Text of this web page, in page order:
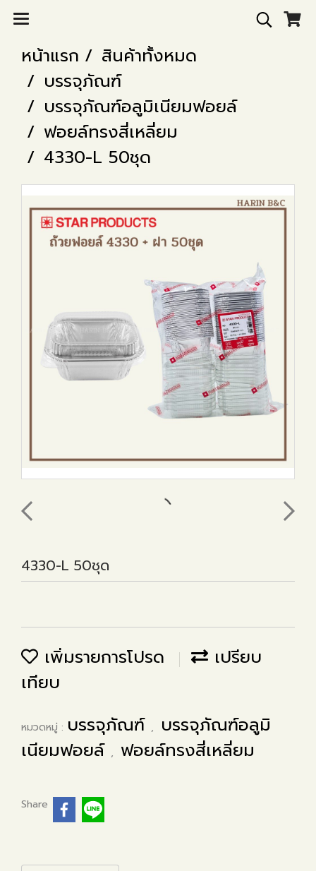
หน้าแรก
สินค้าทั้งหมด
บรรจุภัณฑ์
บรรจุภัณฑ์อลูมิเนียมฟอยล์
ฟอยล์ทรงสี่เหลี่ยม
4330-L 50ชุด
4330-L 50ชุด
เพิ่มรายการโปรด
เปรียบ
เทียบ
หมวดหมู่ : บรรจุภัณฑ์ ,
บรรจุภัณฑ์อลูมิ
เนียมฟอยล์ , ฟอยล์ทรงสี่เหลี่ยม
Share